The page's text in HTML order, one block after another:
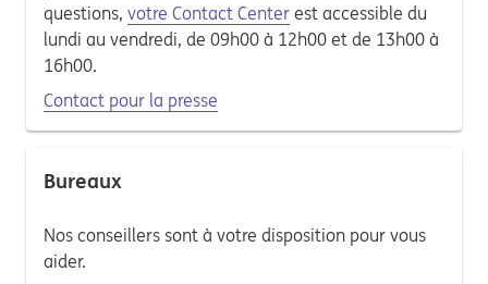
questions, votre Contact Center est accessible du
lundi au vendredi, de 09h00 à 12h00 et de 13h00 à
16h00.
Contact pour la presse
Bureaux
Nos conseillers sont à votre disposition pour vous
aider.